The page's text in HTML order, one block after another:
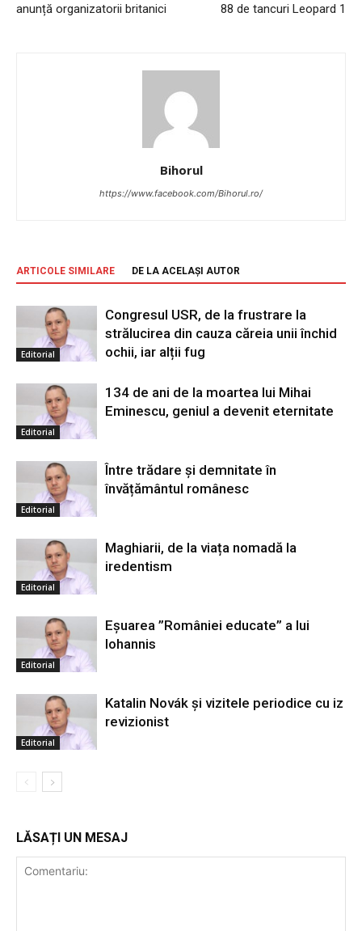
anunță organizatorii britanici
88 de tancuri Leopard 1
Bihorul
https://www.facebook.com/Bihorul.ro/
ARTICOLE SIMILARE DE LA ACELAȘI AUTOR
Editorial
Congresul USR, de la frustrare la
strălucirea din cauza căreia unii închid
ochii, iar alții fug
Editorial
134 de ani de la moartea lui Mihai
Eminescu, geniul a devenit eternitate
Editorial
Între trădare și demnitate în
învățământul românesc
Editorial
Maghiarii, de la viața nomadă la
iredentism
Editorial
Eșuarea ”României educate” a lui
Iohannis
Editorial
Katalin Novák și vizitele periodice cu iz
revizionist
LĂSAȚI UN MESAJ